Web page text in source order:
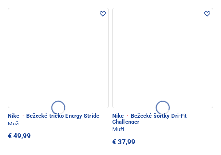
Nike · Bežecké tričko Energy Stride
Muži
€ 49,99
Nike · Bežecké šortky Dri-Fit
Challenger
Muži
€ 37,99